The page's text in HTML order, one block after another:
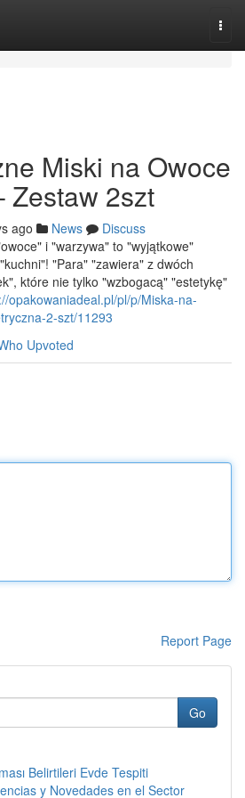
Miski na Owoce
Zestaw 2szt
ago News
Discuss
i "warzywa" to "wyjątkowe"
"Para" "zawiera" z dwóch
które nie tylko "wzbogacą" "estetykę"
opakowaniadeal.pl/pl/p/Miska-na-
2-szt/11293
Upvoted
Report Page
Go
Belirtileri Evde Tespiti
y Novedades en el Sector